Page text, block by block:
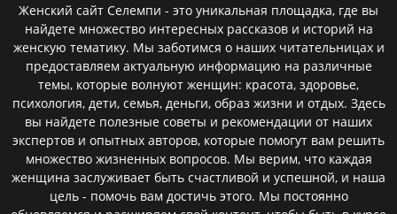
Женский сайт Селемпи - это уникальная площадка, где вы
найдете множество интересных рассказов и историй на
женскую тематику. Мы заботимся о наших читательницах и
предоставляем актуальную информацию на различные
темы, которые волнуют женщин: красота, здоровье,
психология, дети, семья, деньги, образ жизни и отдых. Здесь
вы найдете полезные советы и рекомендации от наших
экспертов и опытных авторов, которые помогут вам решить
множество жизненных вопросов. Мы верим, что каждая
женщина заслуживает быть счастливой и успешной, и наша
цель - помочь вам достичь этого. Мы постоянно